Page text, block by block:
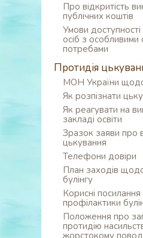
Про відкритість
публічних коштів
Умови
осіб з особливими
потребами
Протидія
МОН України
Як розпізнати
Як реагувати на
закладі освіти
Зразок заяви про
цькування
Телефони довіри
План заходів
булінгу
Корисні
профілактики
Положення про
протидію